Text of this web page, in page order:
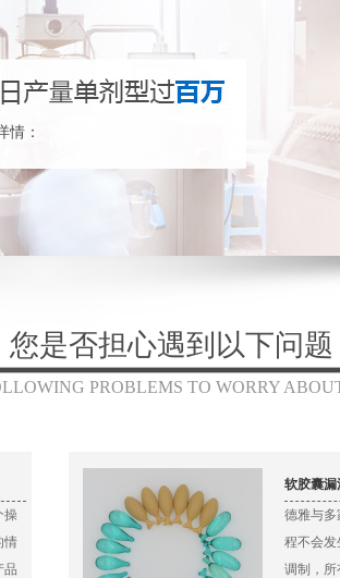
情：
是否担心遇到以下问题
PROBLEMS TO WORRY
操
情
品
软胶囊漏
德雅与多
程不会发
调制，所